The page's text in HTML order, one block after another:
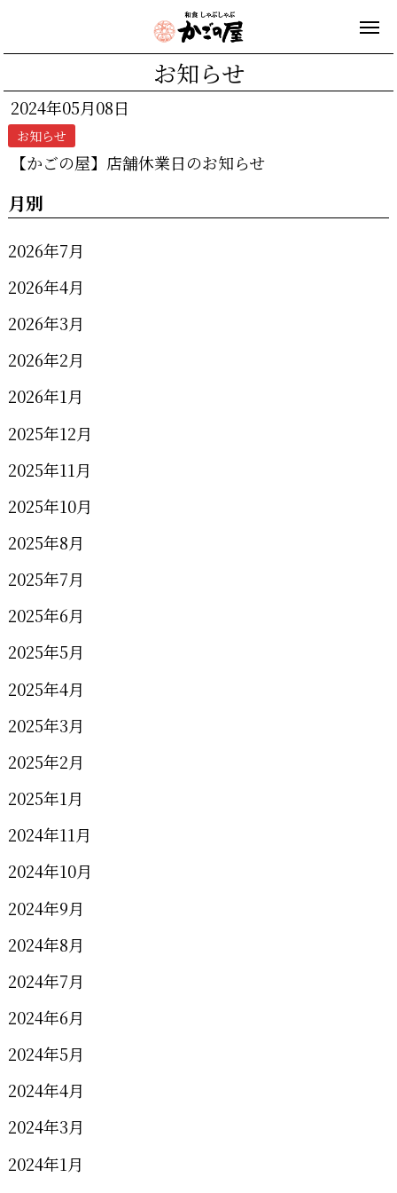
お知らせ
2024年05月08日
お知らせ
【かごの屋】店舗休業日のお知らせ
月別
2026年7月
2026年4月
2026年3月
2026年2月
2026年1月
2025年12月
2025年11月
2025年10月
2025年8月
2025年7月
2025年6月
2025年5月
2025年4月
2025年3月
2025年2月
2025年1月
2024年11月
2024年10月
2024年9月
2024年8月
2024年7月
2024年6月
2024年5月
2024年4月
2024年3月
2024年1月